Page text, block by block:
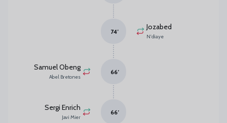
Jozabed
N'diaye
74’
Samuel Obeng
Abel Bretones
66’
Sergi Enrich
Javi Mier
66’